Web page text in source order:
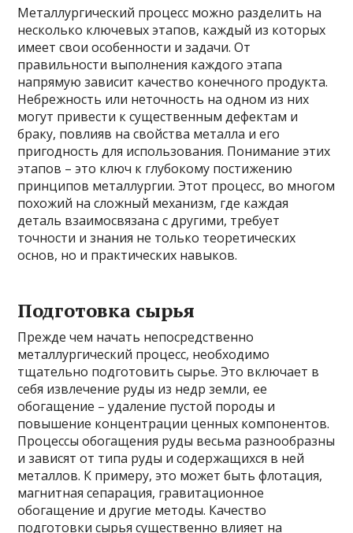
Металлургический процесс можно разделить на
несколько ключевых этапов, каждый из которых
имеет свои особенности и задачи. От
правильности выполнения каждого этапа
напрямую зависит качество конечного продукта.
Небрежность или неточность на одном из них
могут привести к существенным дефектам и
браку, повлияв на свойства металла и его
пригодность для использования. Понимание этих
этапов – это ключ к глубокому постижению
принципов металлургии. Этот процесс, во многом
похожий на сложный механизм, где каждая
деталь взаимосвязана с другими, требует
точности и знания не только теоретических
основ, но и практических навыков.
Подготовка сырья
Прежде чем начать непосредственно
металлургический процесс, необходимо
тщательно подготовить сырье. Это включает в
себя извлечение руды из недр земли, ее
обогащение – удаление пустой породы и
повышение концентрации ценных компонентов.
Процессы обогащения руды весьма разнообразны
и зависят от типа руды и содержащихся в ней
металлов. К примеру, это может быть флотация,
магнитная сепарация, гравитационное
обогащение и другие методы. Качество
подготовки сырья существенно влияет на